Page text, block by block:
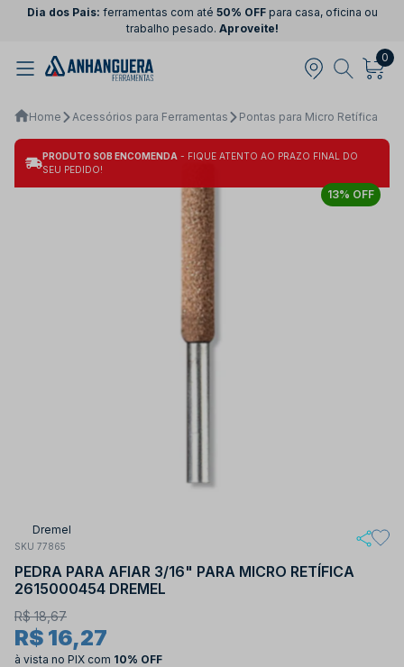
Dia dos Pais: ferramentas com até 50% OFFpara casa, oficina ou
trabalho pesado. Aproveite!
0
Home Acessórios para Ferramentas Pontas para Micro Retífica
PRODUTO SOB ENCOMENDA - FIQUE ATENTO AO PRAZO FINAL DO
SEU PEDIDO!
13% OFF
Dremel
SKU 77865
PEDRA PARA AFIAR 3/16" PARA MICRO RETÍFICA
2615000454 DREMEL
R$ 18,67
R$ 16,27
à vista no PIX com 10% OFF